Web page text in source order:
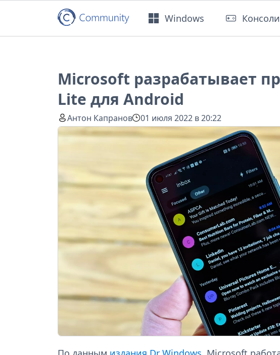
Windows Консоли
Microsoft разрабатывает
Lite для Android
Антон Капранов 01 июля 2022 в 20:22